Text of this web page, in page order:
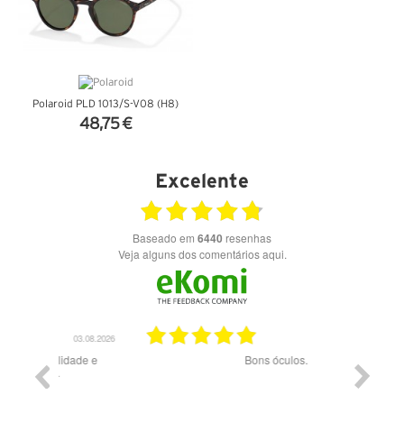
Polaroid PLD 1013/S-V08 (H8)
48,75 €
Excelente
Baseado em 6440 resenhas
Veja alguns dos comentários aqui.